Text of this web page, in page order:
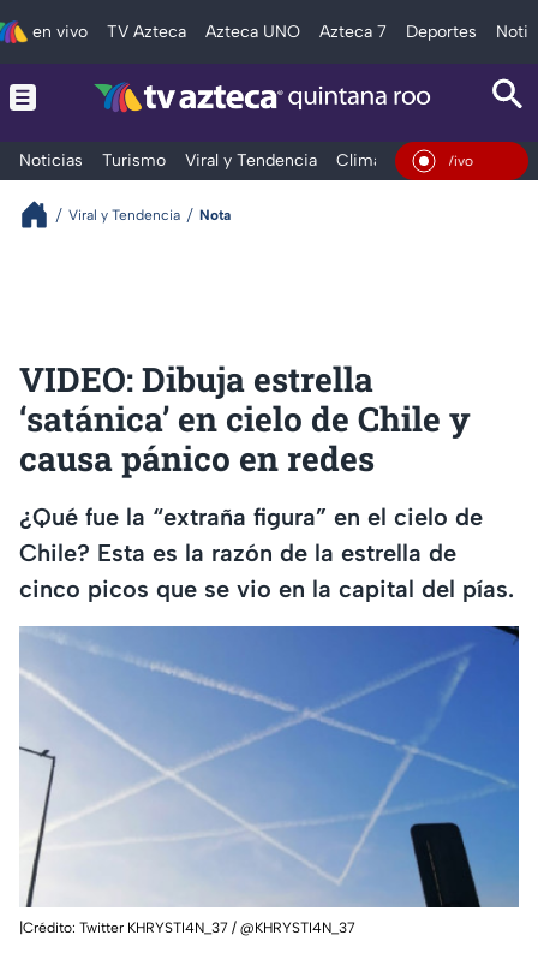
en vivo TV Azteca Azteca UNO Azteca 7 Deportes
Noticias Turismo Viral y Tendencia Clima Tráfico
En Vivo
Viral y Tendencia Nota
VIDEO: Dibuja estrella
‘satánica’ en cielo de Chile y
causa pánico en redes
¿Qué fue la “extraña figura” en el cielo de
Chile? Esta es la razón de la estrella de
cinco picos que se vio en la capital del pías.
|Crédito: Twitter KHRYSTI4N_37 / @KHRYSTI4N_37